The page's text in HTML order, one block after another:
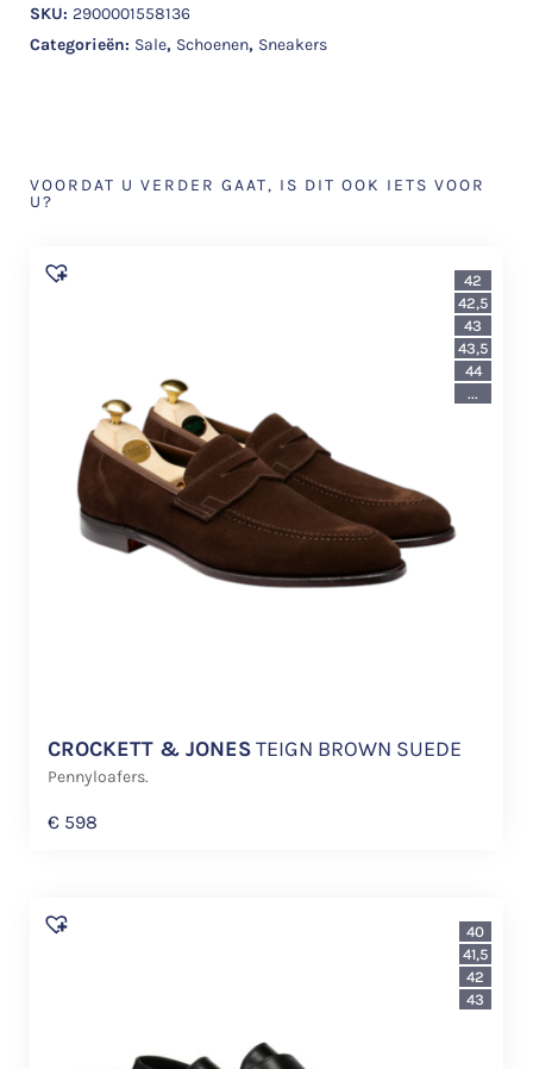
SKU: 2900001558136
Categorieën: Sale, Schoenen, Sneakers
VOORDAT U VERDER GAAT, IS DIT OOK IETS VOOR
U?
CROCKETT & JONESTEIGN BROWN SUEDE
Pennyloafers.
€ 598
42
42,5
43
43,5
44
...
40
41,5
42
43